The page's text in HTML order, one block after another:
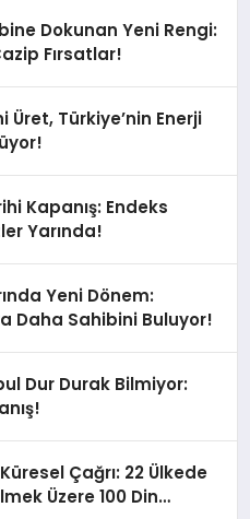
Dokunan Yeni Rengi:
Fırsatlar!
Üret, Türkiye’nin Enerji
Kapanış: Endeks
Yarında!
Yeni Dönem:
Daha Sahibini Buluyor!
Dur Durak Bilmiyor:
Çağrı: 22 Ülkede
Üzere 100 Din